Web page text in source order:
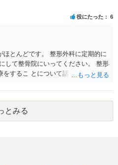
役にたった 6
とんどです。 整形外科に定期的に
して整骨院にいってください。 整形
するこ とについて話し、OKをも
とみる